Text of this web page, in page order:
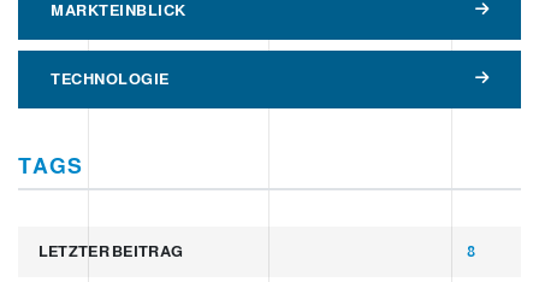
MARKTEINBLICK
TECHNOLOGIE
TAGS
LETZTER BEITRAG 8